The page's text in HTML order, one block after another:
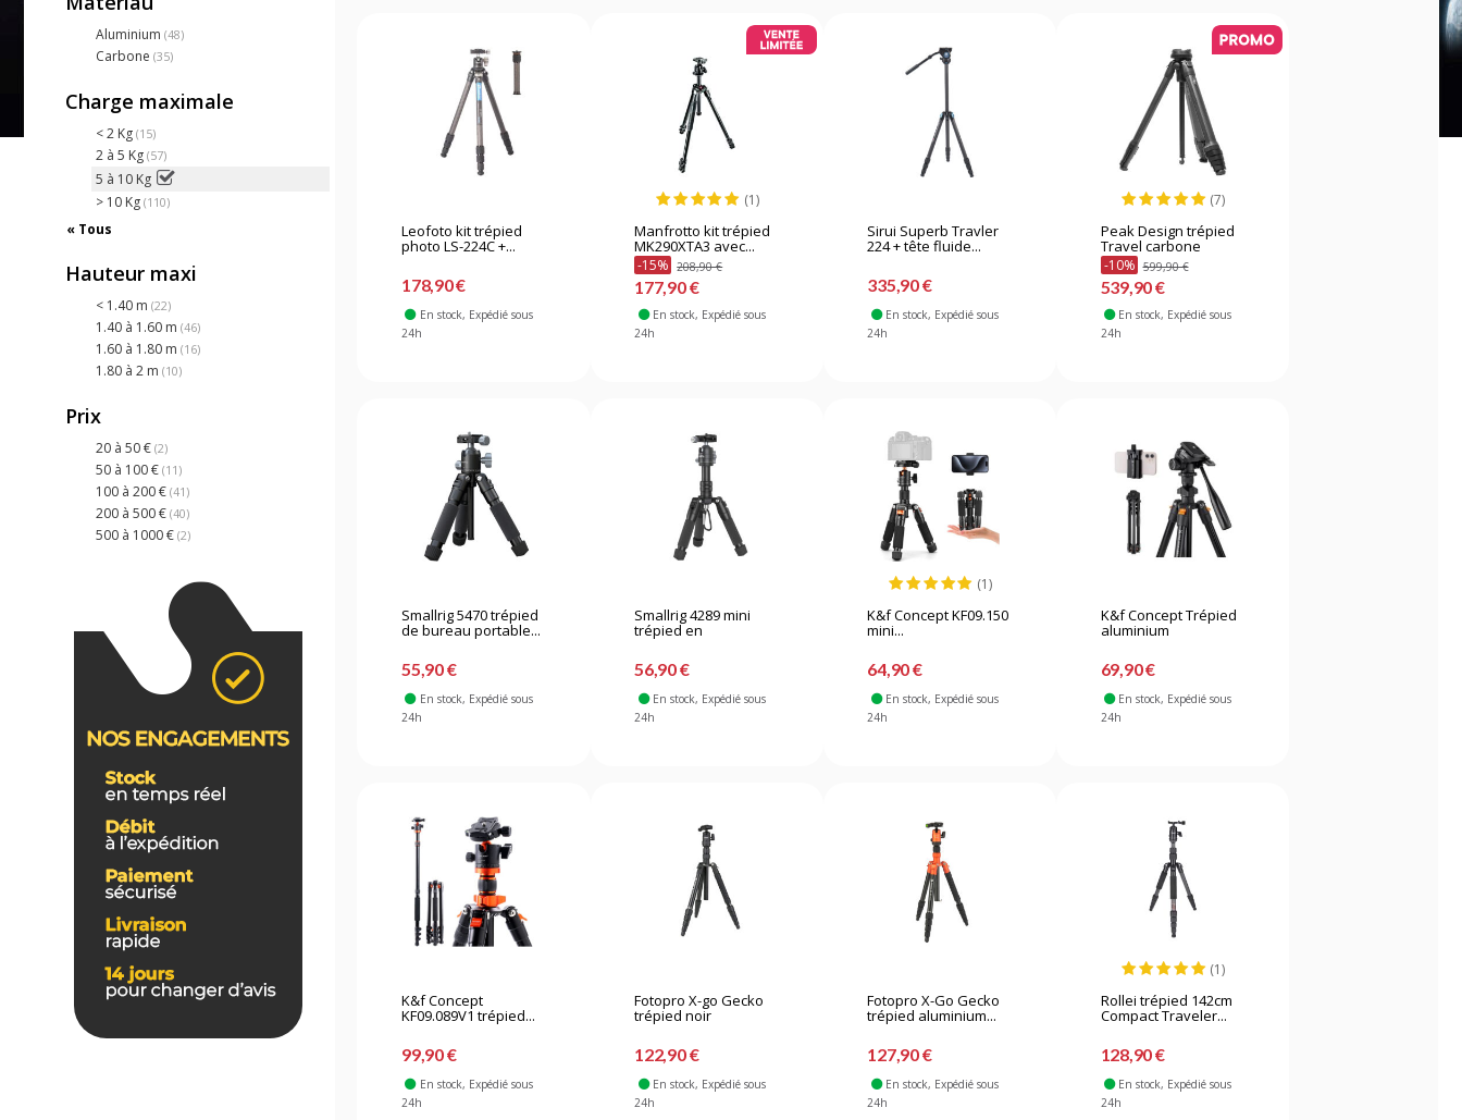
Aluminium (48)
Carbone (35)
Charge maximale
< 2 Kg (15)
2 à 5 Kg (57)
5 à 10 Kg
> 10 Kg (110)
« Tous
Hauteur maxi
< 1.40 m (22)
1.40 à 1.60 m (46)
1.60 à 1.80 m (16)
1.80 à 2 m (10)
Prix
20 à 50 € (2)
50 à 100 € (11)
100 à 200 € (41)
200 à 500 € (40)
500 à 1000 € (2)
Leofoto kit trépied
photo LS-224C +...
178,90 €
En stock, Expédié sous
24h
(1)
Manfrotto kit trépied
MK290XTA3 avec...
-15% 208,90 €
177,90 €
En stock, Expédié sous
24h
Sirui Superb Travler
224 + tête fluide...
335,90 €
En stock, Expédié sous
24h
(7)
Peak Design trépied
Travel carbone
-10% 599,90 €
539,90 €
En stock, Expédié sous
24h
Smallrig 5470 trépied
de bureau portable...
55,90 €
En stock, Expédié sous
24h
Smallrig 4289 mini
trépied en
56,90 €
En stock, Expédié sous
24h
(1)
K&f Concept KF09.150
mini...
64,90 €
En stock, Expédié sous
24h
K&f Concept Trépied
aluminium
69,90 €
En stock, Expédié sous
24h
K&f Concept
KF09.089V1 trépied...
99,90 €
En stock, Expédié sous
24h
Fotopro X-go Gecko
trépied noir
122,90 €
En stock, Expédié sous
24h
Fotopro X-Go Gecko
trépied aluminium...
127,90 €
En stock, Expédié sous
24h
(1)
Rollei trépied 142cm
Compact Traveler...
128,90 €
En stock, Expédié sous
24h